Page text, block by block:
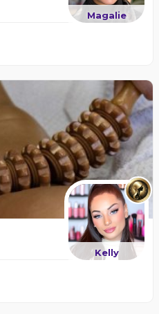
Magalie
Kelly